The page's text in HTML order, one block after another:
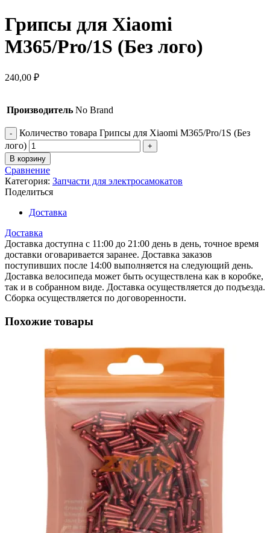
Грипсы для Xiaomi
M365/Pro/1S (Без лого)
240,00 ₽
Производитель No Brand
Количество товара Грипсы для Xiaomi M365/Pro/1S (Без
лого)
В корзину
Сравнение
Категория: Запчасти для электросамокатов
Поделиться
Доставка
Доставка
Доставка доступна с 11:00 до 21:00 день в день, точное время
доставки оговаривается заранее. Доставка заказов
поступивших после 14:00 выполняется на следующий день.
Доставка велосипеда может быть осуществлена как в коробке,
так и в собранном виде. Доставка осуществляется до подъезда.
Сборка осуществляется по договоренности.
Похожие товары